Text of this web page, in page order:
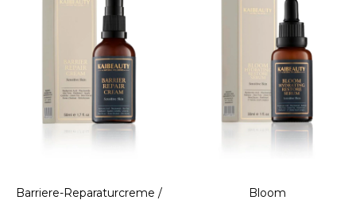
Barriere-Reparaturcreme /
Bloom